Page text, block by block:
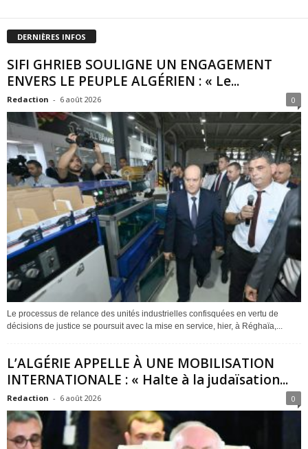
DERNIÈRES INFOS
SIFI GHRIEB SOULIGNE UN ENGAGEMENT
ENVERS LE PEUPLE ALGÉRIEN : « Le...
Redaction - 6 août 2026 0
Le processus de relance des unités industrielles confisquées en vertu de
décisions de justice se poursuit avec la mise en service, hier, à Réghaïa,...
L’ALGÉRIE APPELLE À UNE MOBILISATION
INTERNATIONALE : « Halte à la judaïsation...
Redaction - 6 août 2026 0